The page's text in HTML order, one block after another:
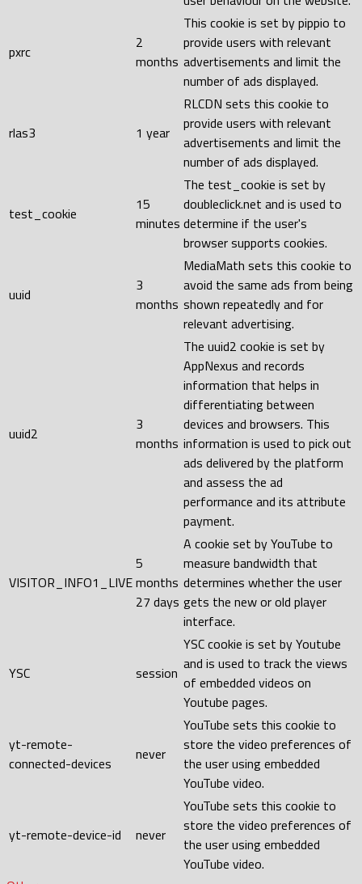
pxrc
2
months
This cookie is set by pippio to
provide users with relevant
advertisements and limit the
number of ads displayed.
rlas3 1 year
RLCDN sets this cookie to
provide users with relevant
advertisements and limit the
number of ads displayed.
test_cookie
15
minutes
The test_cookie is set by
doubleclick.net and is used to
determine if the user's
browser supports cookies.
uuid
3
months
MediaMath sets this cookie to
avoid the same ads from being
shown repeatedly and for
relevant advertising.
uuid2
3
months
The uuid2 cookie is set by
AppNexus and records
information that helps in
differentiating between
devices and browsers. This
information is used to pick out
ads delivered by the platform
and assess the ad
performance and its attribute
payment.
VISITOR_INFO1_LIVE
5
months
27 days
A cookie set by YouTube to
measure bandwidth that
determines whether the user
gets the new or old player
interface.
YSC session
YSC cookie is set by Youtube
and is used to track the views
of embedded videos on
Youtube pages.
yt-remote-
connected-devices
never
YouTube sets this cookie to
store the video preferences of
the user using embedded
YouTube video.
yt-remote-device-id never
YouTube sets this cookie to
store the video preferences of
the user using embedded
YouTube video.